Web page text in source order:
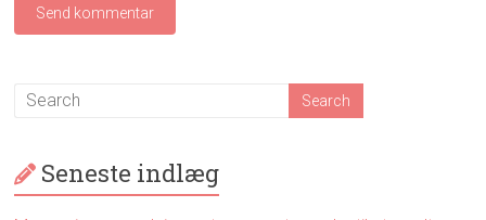
Seneste indlæg